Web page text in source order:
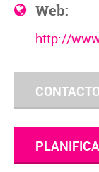
Web:
http://